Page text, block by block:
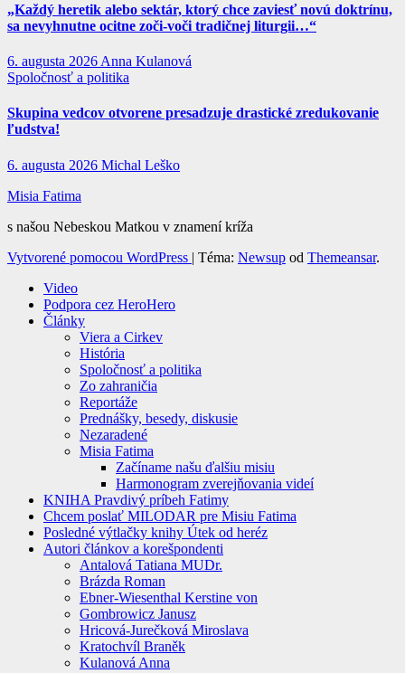
„Každý heretik alebo sektár, ktorý chce zaviesť novú doktrínu,
sa nevyhnutne ocitne zoči-voči tradičnej liturgii…“
6. augusta 2026 Anna Kulanová
Spoločnosť a politika
Skupina vedcov otvorene presadzuje drastické zredukovanie
ľudstva!
6. augusta 2026 Michal Leško
Misia Fatima
s našou Nebeskou Matkou v znamení kríža
Vytvorené pomocou WordPress | Téma: Newsup od Themeansar.
Video
Podpora cez HeroHero
Články
Viera a Cirkev
História
Spoločnosť a politika
Zo zahraničia
Reportáže
Prednášky, besedy, diskusie
Nezaradené
Misia Fatima
Začíname našu ďalšiu misiu
Harmonogram zverejňovania videí
KNIHA Pravdivý príbeh Fatimy
Chcem poslať MILODAR pre Misiu Fatima
Posledné výtlačky knihy Útek od heréz
Autori článkov a korešpondenti
Antalová Tatiana MUDr.
Brázda Roman
Ebner-Wiesenthal Kerstine von
Gombrowicz Janusz
Hricová-Jurečková Miroslava
Kratochvíl Braněk
Kulanová Anna